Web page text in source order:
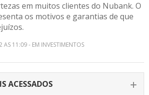
em muitos clientes do Nubank. O
os motivos e garantias de que
11:09 - EM INVESTIMENTOS
ACESSADOS